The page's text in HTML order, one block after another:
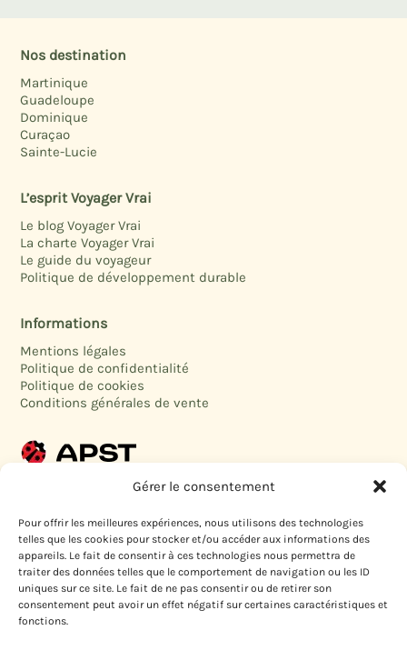
Gérer le consentement
Pour offrir les meilleures expériences, nous utilisons des technologies
telles que les cookies pour stocker et/ou accéder aux informations des
appareils. Le fait de consentir à ces technologies nous permettra de
traiter des données telles que le comportement de navigation ou les ID
uniques sur ce site. Le fait de ne pas consentir ou de retirer son
consentement peut avoir un effet négatif sur certaines caractéristiques et
fonctions.
Nos destination
Martinique
Guadeloupe
Dominique
Curaçao
Sainte-Lucie
L’esprit Voyager Vrai
Le blog Voyager Vrai
La charte Voyager Vrai
Le guide du voyageur
Politique de développement durable
Informations
Mentions légales
Politique de confidentialité
Politique de cookies
Conditions générales de vente
Voyagez l’esprit tranquille, votre opérateur de voyages est
Voyager Vrai accepte les chèques vacances « connect »